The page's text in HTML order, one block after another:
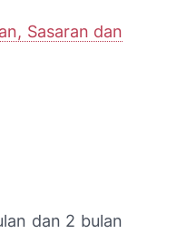
Sasaran dan
dan 2 bulan